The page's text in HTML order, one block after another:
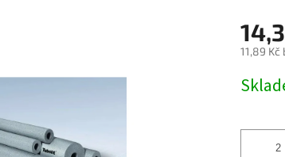
11,89 Kč
cena: